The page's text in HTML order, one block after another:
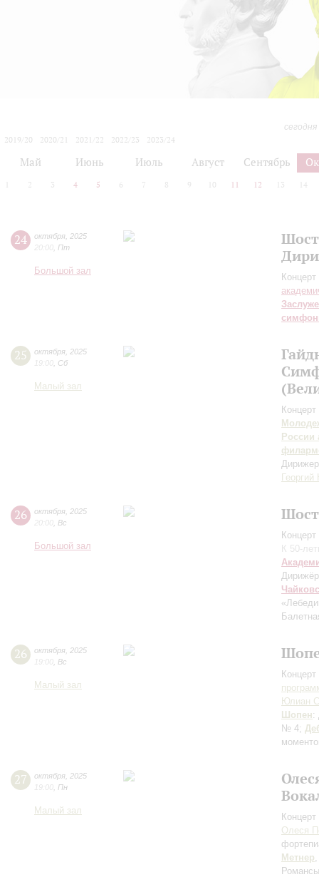
2019/20
2020/21 2021/22 2022/23
2023/24
Май Июнь Июль Август Сентябрь
2 3 4 5 6 7 8 9 10 11 12 13 14
24 октября 2025
20:00 Пт
Большой зал
25 октября 2025
19:00 Сб
Малый зал
России
Георгий
26 октября 2025
20:00 Вс
Большой зал
К 50-
26 октября 2025
19:00 Вс
Малый зал
Юлиан
Шопен:
№ 4;
27 октября 2025
19:00 Пн
Малый зал
Олеся
Метнер
Романсы